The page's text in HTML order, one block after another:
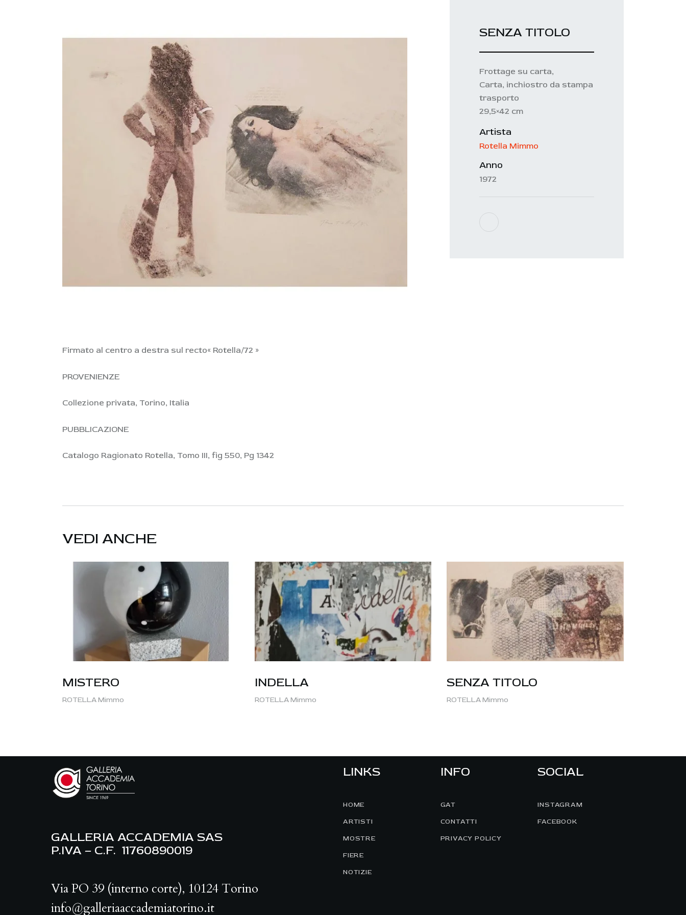
Firmato al centro a destra sul recto« Rotella/72 »
PROVENIENZE
Collezione privata, Torino, Italia
PUBBLICAZIONE
Catalogo Ragionato Rotella, Tomo III, fig 550, Pg 1342
SENZA TITOLO
Frottage su carta,
Carta, inchiostro da stampa
trasporto
29,5×42 cm
Artista
Rotella Mimmo
Anno
1972
VEDI ANCHE
MISTERO
ROTELLA Mimmo
INDELLA
ROTELLA Mimmo
SENZA TITOLO
ROTELLA Mimmo
GALLERIA ACCADEMIA SAS
P.IVA – C.F. 11760890019
Via PO 39 (interno corte), 10124 Torino
info@galleriaaccademiatorino.it
LINKS
HOME
ARTISTI
MOSTRE
FIERE
NOTIZIE
INFO
GAT
CONTATTI
PRIVACY POLICY
SOCIAL
INSTAGRAM
FACEBOOK